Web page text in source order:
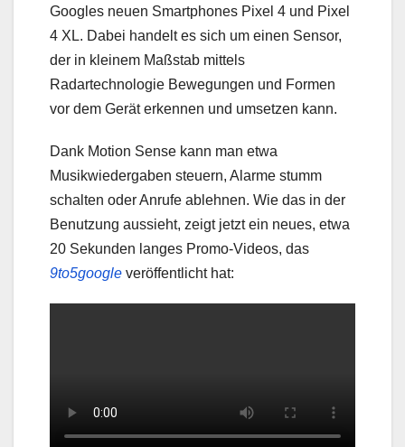
Googles neuen Smartphones Pixel 4 und Pixel
4 XL. Dabei handelt es sich um einen Sensor,
der in kleinem Maßstab mittels
Radartechnologie Bewegungen und Formen
vor dem Gerät erkennen und umsetzen kann.
Dank Motion Sense kann man etwa
Musikwiedergaben steuern, Alarme stumm
schalten oder Anrufe ablehnen. Wie das in der
Benutzung aussieht, zeigt jetzt ein neues, etwa
20 Sekunden langes Promo-Videos, das
9to5google veröffentlicht hat: